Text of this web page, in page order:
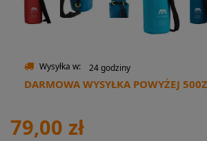
Wysyłka w: 24 godziny
DARMOWA WYSYŁKA POWYŻEJ
79,00 zł